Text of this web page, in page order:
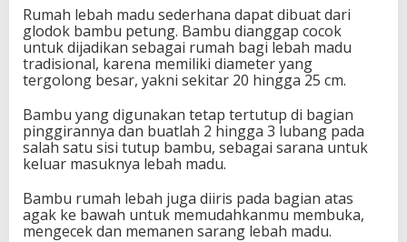
Rumah lebah madu sederhana dapat dibuat dari
glodok bambu petung. Bambu dianggap cocok
untuk dijadikan sebagai rumah bagi lebah madu
tradisional, karena memiliki diameter yang
tergolong besar, yakni sekitar 20 hingga 25 cm.
Bambu yang digunakan tetap tertutup di bagian
pinggirannya dan buatlah 2 hingga 3 lubang pada
salah satu sisi tutup bambu, sebagai sarana untuk
keluar masuknya lebah madu.
Bambu rumah lebah juga diiris pada bagian atas
agak ke bawah untuk memudahkanmu membuka,
mengecek dan memanen sarang lebah madu.